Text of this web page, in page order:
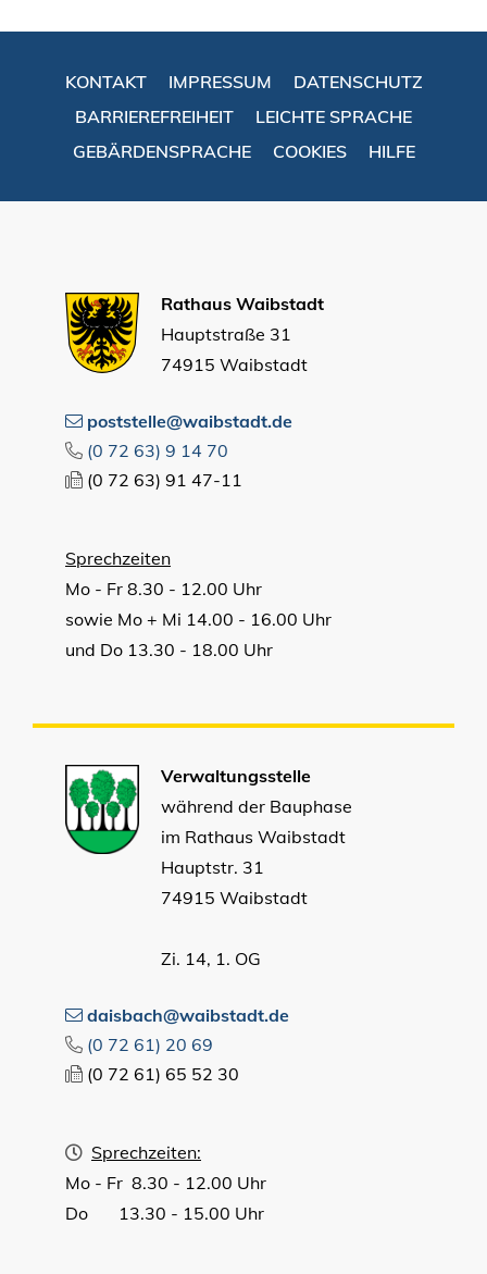
KONTAKT IMPRESSUM
DATENSCHUTZ
BARRIEREFREIHEIT
LEICHTE SPRACHE
GEBÄRDENSPRACHE
COOKIES HILFE
Rathaus Waibstadt
Hauptstraße 31
74915 Waibstadt
poststelle@waibstadt.de
(0 72 63) 9 14 70
(0 72 63) 91 47-11
Sprechzeiten
Mo - Fr 8.30 - 12.00 Uhr
sowie Mo + Mi 14.00 - 16.00 Uhr
und Do 13.30 - 18.00 Uhr
Verwaltungsstelle
während der Bauphase
im Rathaus Waibstadt
Hauptstr. 31
74915 Waibstadt
Zi. 14, 1. OG
daisbach@waibstadt.de
(0 72 61) 20 69
(0 72 61) 65 52 30
Sprechzeiten:
Mo - Fr 8.30 - 12.00 Uhr
Do 13.30 - 15.00 Uhr